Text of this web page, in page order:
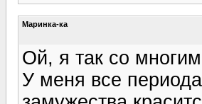
Маринка-ка
Ой, я так со
У меня все